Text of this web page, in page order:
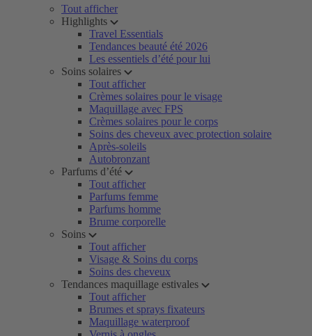
Tout afficher
Highlights
Travel Essentials
Tendances beauté été 2026
Les essentiels d’été pour lui
Soins solaires
Tout afficher
Crèmes solaires pour le visage
Maquillage avec FPS
Crèmes solaires pour le corps
Soins des cheveux avec protection solaire
Après-soleils
Autobronzant
Parfums d’été
Tout afficher
Parfums femme
Parfums homme
Brume corporelle
Soins
Tout afficher
Visage & Soins du corps
Soins des cheveux
Tendances maquillage estivales
Tout afficher
Brumes et sprays fixateurs
Maquillage waterproof